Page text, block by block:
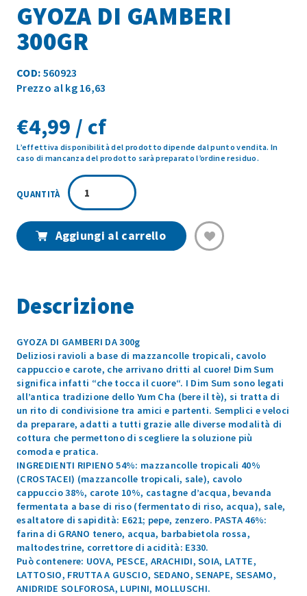
GYOZA DI GAMBERI
300GR
COD: 560923
Prezzo al kg 16,63
€4,99 / cf
L’effettiva disponibilità del prodotto dipende dal punto vendita. In
caso di mancanza del prodotto sarà preparato l’ordine residuo.
GYOZA
DI
GAMBERI
quantità
Aggiungi al carrello
Descrizione
GYOZA DI GAMBERI DA 300g
Deliziosi ravioli a base di mazzancolle tropicali, cavolo
cappuccio e carote, che arrivano dritti al cuore! Dim Sum
significa infatti “che tocca il cuore“. I Dim Sum sono legati
all’antica tradizione dello Yum Cha (bere il tè), si tratta di
un rito di condivisione tra amici e partenti. Semplici e veloci
da preparare, adatti a tutti grazie alle diverse modalità di
cottura che permettono di scegliere la soluzione più
comoda e pratica.
INGREDIENTI RIPIENO 54%: mazzancolle tropicali 40%
(CROSTACEI) (mazzancolle tropicali, sale), cavolo
cappuccio 38%, carote 10%, castagne d’acqua, bevanda
fermentata a base di riso (fermentato di riso, acqua), sale,
esaltatore di sapidità: E621; pepe, zenzero. PASTA 46%:
farina di GRANO tenero, acqua, barbabietola rossa,
maltodestrine, correttore di acidità: E330.
Può contenere: UOVA, PESCE, ARACHIDI, SOIA, LATTE,
LATTOSIO, FRUTTA A GUSCIO, SEDANO, SENAPE, SESAMO,
ANIDRIDE SOLFOROSA, LUPINI, MOLLUSCHI.